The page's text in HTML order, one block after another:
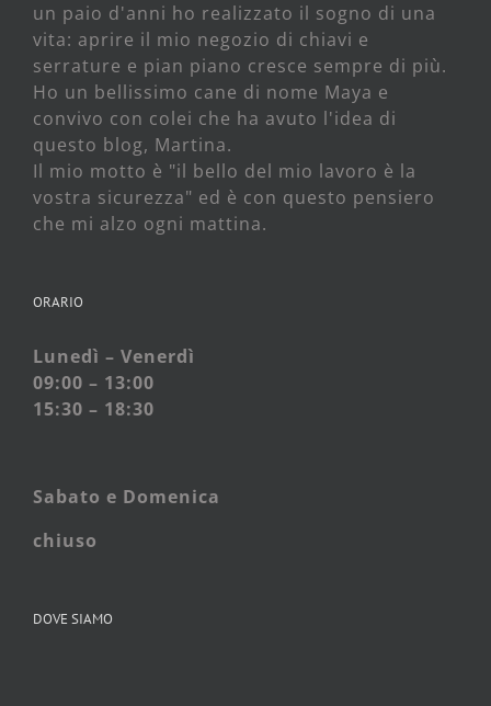
un paio d'anni ho realizzato il sogno di una
vita: aprire il mio negozio di chiavi e
serrature e pian piano cresce sempre di più.
Ho un bellissimo cane di nome Maya e
convivo con colei che ha avuto l'idea di
questo blog, Martina.
Il mio motto è "il bello del mio lavoro è la
vostra sicurezza" ed è con questo pensiero
che mi alzo ogni mattina.
ORARIO
Lunedì – Venerdì
09:00 – 13:00
15:30 – 18:30
Sabato e Domenica
chiuso
DOVE SIAMO